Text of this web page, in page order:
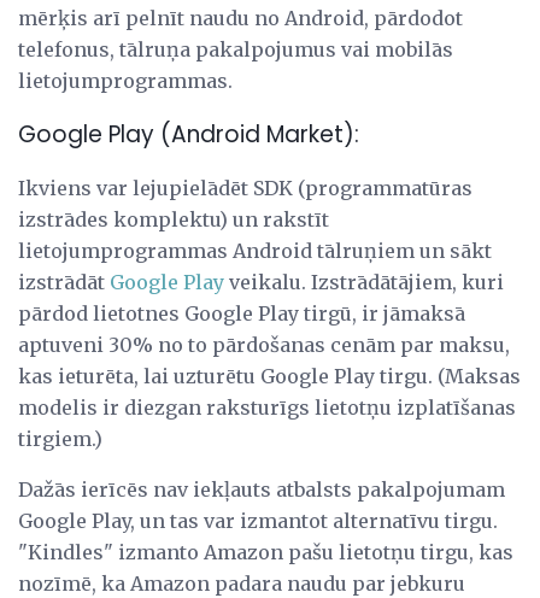
mērķis arī pelnīt naudu no Android, pārdodot
telefonus, tālruņa pakalpojumus vai mobilās
lietojumprogrammas.
Google Play (Android Market):
Ikviens var lejupielādēt SDK (programmatūras
izstrādes komplektu) un rakstīt
lietojumprogrammas Android tālruņiem un sākt
izstrādāt Google Play veikalu. Izstrādātājiem, kuri
pārdod lietotnes Google Play tirgū, ir jāmaksā
aptuveni 30% no to pārdošanas cenām par maksu,
kas ieturēta, lai uzturētu Google Play tirgu. (Maksas
modelis ir diezgan raksturīgs lietotņu izplatīšanas
tirgiem.)
Dažās ierīcēs nav iekļauts atbalsts pakalpojumam
Google Play, un tas var izmantot alternatīvu tirgu.
"Kindles" izmanto Amazon pašu lietotņu tirgu, kas
nozīmē, ka Amazon padara naudu par jebkuru